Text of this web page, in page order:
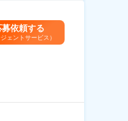
募依頼する
ジェントサービス）